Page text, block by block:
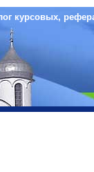
курсовых,